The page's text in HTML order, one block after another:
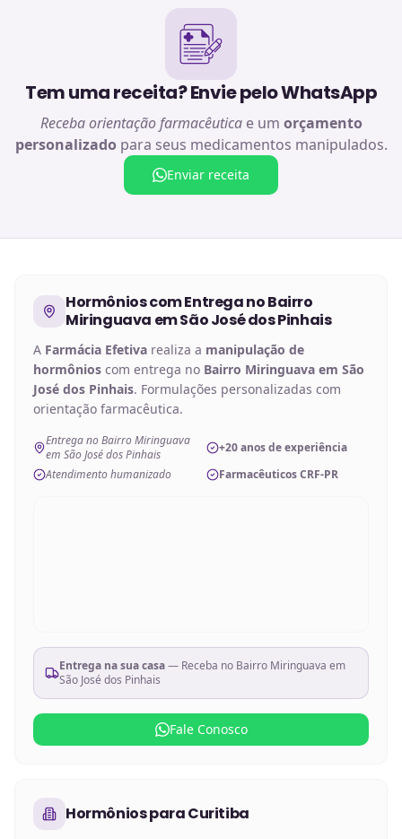
Tem uma receita? Envie pelo WhatsApp
Receba orientação farmacêuticae um orçamento
personalizado para seus medicamentos manipulados.
Enviar receita
Hormônioscom Entrega noBairro
Miringuava em São José dos Pinhais
A Farmácia Efetiva realiza a manipulação de
hormônios com entrega no Bairro Miringuava em São
José dos Pinhais. Formulações personalizadas com
orientação farmacêutica.
Entrega no Bairro Miringuava
em São José dos Pinhais
+20 anos de experiência
Atendimento humanizado
Farmacêuticos CRF-PR
Entrega na sua casa— Receba no Bairro Miringuava em
São José dos Pinhais
Fale Conosco
HormôniosparaCuritiba